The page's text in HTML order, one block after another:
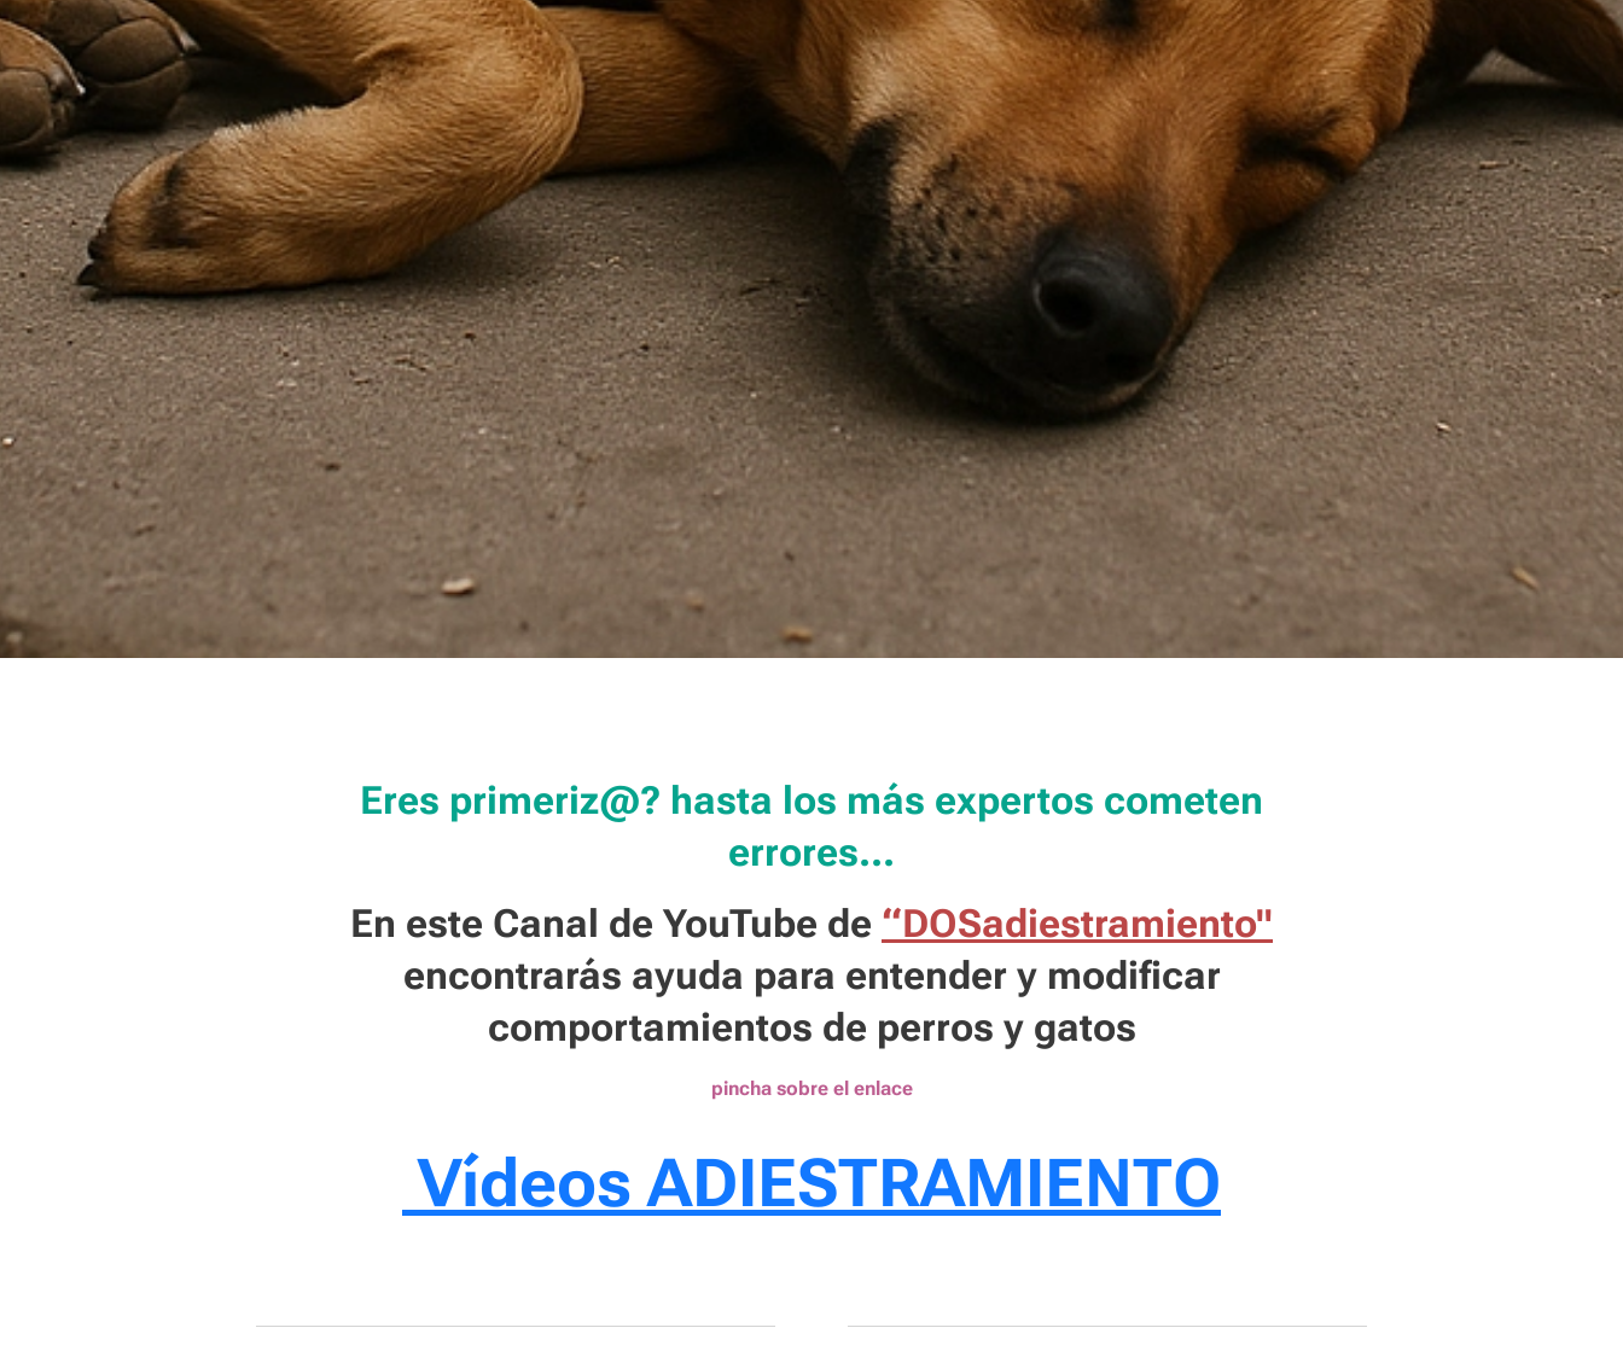
Eres primeriz@? hasta los más expertos cometen
errores...
En este Canal de YouTube de “DOSadiestramiento"
encontrarás ayuda para entender y modificar
comportamientos de perros y gatos
pincha sobre el enlace
Vídeos ADIESTRAMIENTO